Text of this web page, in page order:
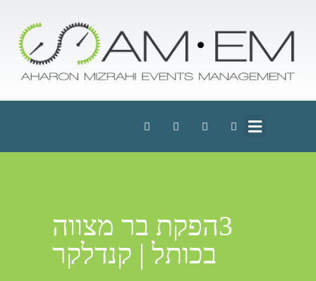
3הפקת בר מצווה
בכותל | קנדלקר